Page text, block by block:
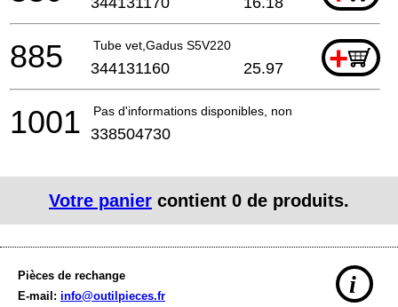
Tube vet,Gadus S5V220 +
885 344131160 25.97
Pas d'informations disponibles, non commandable
1001 338504730
Votre panier contient 0 de produits.
Pièces de rechange
E-mail: info@outilpieces.fr i